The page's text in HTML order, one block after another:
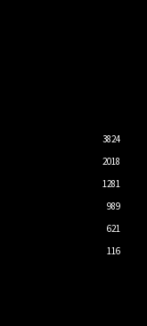
3824
2018
1281
989
621
116